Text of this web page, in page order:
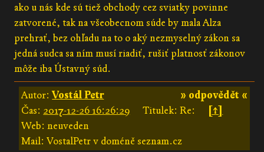
ako u nás kde sú tiež obchody cez sviatky povinne
zatvorené, tak na všeobecnom súde by mala Alza
prehrať, bez ohľadu na to o aký nezmyselný zákon sa
jedná sudca sa ním musí riadiť, rušiť platnosť zákonov
môže iba Ústavný súd.
» odpovědět «
Autor:Vostál Petr
Čas: 2017-12-26 16:26:29 Titulek: Re:
[↑]
Web: neuveden
Mail: VostalPetr v doméně seznam.cz